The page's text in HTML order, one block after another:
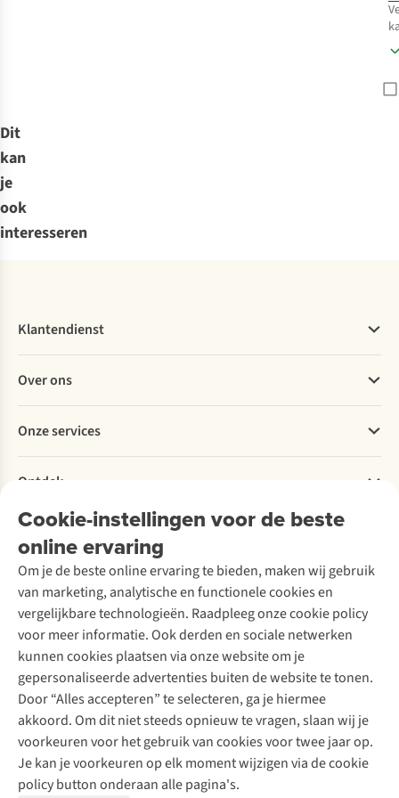
Dit
kan
je
ook
interesseren
Cookie-instellingen voor de beste
online ervaring
Om je de beste online ervaring te bieden, maken wij gebruik
van marketing, analytische en functionele cookies en
vergelijkbare technologieën. Raadpleeg onze cookie policy
voor meer informatie. Ook derden en sociale netwerken
kunnen cookies plaatsen via onze website om je
gepersonaliseerde advertenties buiten de website te tonen.
Door “Alles accepteren” te selecteren, ga je hiermee
akkoord. Om dit niet steeds opnieuw te vragen, slaan wij je
voorkeuren voor het gebruik van cookies voor twee jaar op.
Je kan je voorkeuren op elk moment wijzigen via de cookie
policy button onderaan alle pagina's.
Klantendienst
Bestellen
Betalen
Levering
Retourneren
Bestelling herroepen
Garantie
Contact
Over ons
Explore More
Verantwoord ondernemen
Over Ayacucho
Onze winkels
Over A.S.Adventure
Toegankelijkheidsverklaring
Onze services
Ski-onderhoud
Wasservice
Schoenonderhoud
Schoenherstelling
Kledingherstelling
Retouches
Voor bedrijven
Ontdek
A.S.Magazine
Podcast
Explore Academy
Explore Camp
Gear Check
Inspiratie & advies
Meld je aan voor de nieuwsbrief
Follow us
Disclaimer Privacy Policy
Algemene voorwaarden